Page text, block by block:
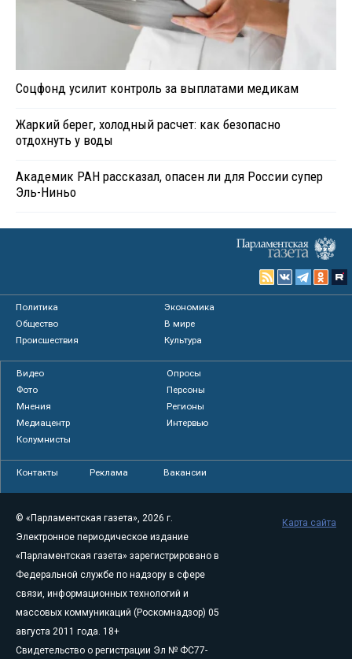
Соцфонд усилит контроль за выплатами медикам
Жаркий берег, холодный расчет: как безопасно
отдохнуть у воды
Академик РАН рассказал, опасен ли для России супер
Эль-Ниньо
Политика
Экономика
Общество
В мире
Происшествия
Культура
Видео
Опросы
Фото
Персоны
Мнения
Регионы
Медиацентр
Интервью
Колумнисты
Контакты Реклама Вакансии
© «Парламентская газета», 2026 г.
Электронное периодическое издание
«Парламентская газета» зарегистрировано в
Федеральной службе по надзору в сфере
связи, информационных технологий и
массовых коммуникаций (Роскомнадзор) 05
августа 2011 года. 18+
Свидетельство о регистрации Эл № ФС77-
Карта сайта